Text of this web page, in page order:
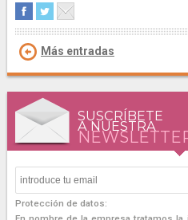
Más entradas
SUSCRÍBETE
A NUESTRA
Protección de datos: